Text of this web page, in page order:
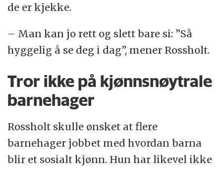
de er kjekke.
– Man kan jo rett og slett bare si: ”Så
hyggelig å se deg i dag”, mener Rossholt.
Tror ikke på kjønnsnøytrale
barnehager
Rossholt skulle ønsket at flere
barnehager jobbet med hvordan barna
blir et sosialt kjønn. Hun har likevel ikke